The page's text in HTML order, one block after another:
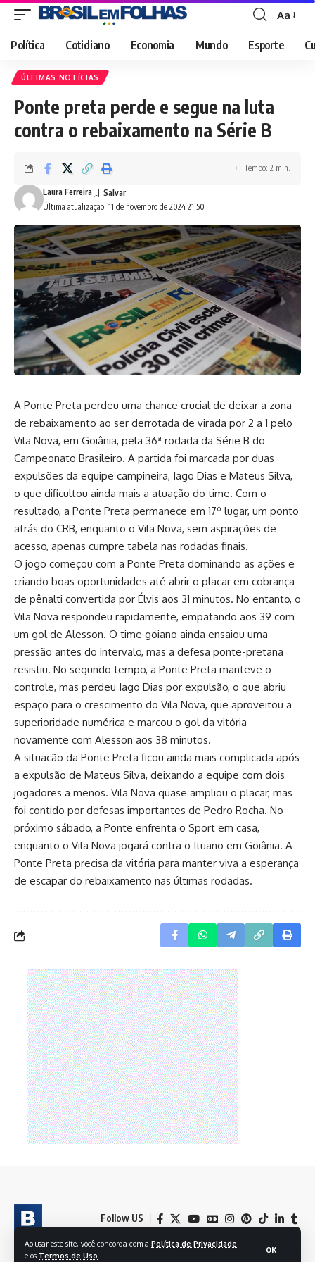
Ao usar este site, você concorda com a Política de Privacidade
e os Termos de Uso
OK
Font
Resizer
Aa
Política Cotidiano Economia Mundo Esporte
ÚLTIMAS NOTÍCIAS
Ponte preta perde e segue na luta
contra o rebaixamento na Série B
Última atualização: 11 de novembro de 2024 21:50
Laura Ferreira
Tempo: 2 min.
A Ponte Preta perdeu uma chance crucial de deixar a zona
de rebaixamento ao ser derrotada de virada por 2 a 1 pelo
Vila Nova, em Goiânia, pela 36ª rodada da Série B do
Campeonato Brasileiro. A partida foi marcada por duas
expulsões da equipe campineira, Iago Dias e Mateus Silva,
o que dificultou ainda mais a atuação do time. Com o
resultado, a Ponte Preta permanece em 17º lugar, um ponto
atrás do CRB, enquanto o Vila Nova, sem aspirações de
acesso, apenas cumpre tabela nas rodadas finais.
O jogo começou com a Ponte Preta dominando as ações e
criando boas oportunidades até abrir o placar em cobrança
de pênalti convertida por Élvis aos 31 minutos. No entanto, o
Vila Nova respondeu rapidamente, empatando aos 39 com
um gol de Alesson. O time goiano ainda ensaiou uma
pressão antes do intervalo, mas a defesa ponte-pretana
resistiu. No segundo tempo, a Ponte Preta manteve o
controle, mas perdeu Iago Dias por expulsão, o que abriu
espaço para o crescimento do Vila Nova, que aproveitou a
superioridade numérica e marcou o gol da vitória
novamente com Alesson aos 38 minutos.
A situação da Ponte Preta ficou ainda mais complicada após
a expulsão de Mateus Silva, deixando a equipe com dois
jogadores a menos. Vila Nova quase ampliou o placar, mas
foi contido por defesas importantes de Pedro Rocha. No
próximo sábado, a Ponte enfrenta o Sport em casa,
enquanto o Vila Nova jogará contra o Ituano em Goiânia. A
Ponte Preta precisa da vitória para manter viva a esperança
de escapar do rebaixamento nas últimas rodadas.
Follow US